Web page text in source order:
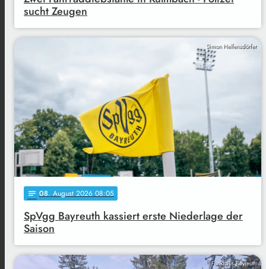
sucht Zeugen
Simon Helfensdörfer
notes 08. August 2026 08:05
SpVgg Bayreuth kassiert erste Niederlage der
Saison
Funkhaus Bayreuth